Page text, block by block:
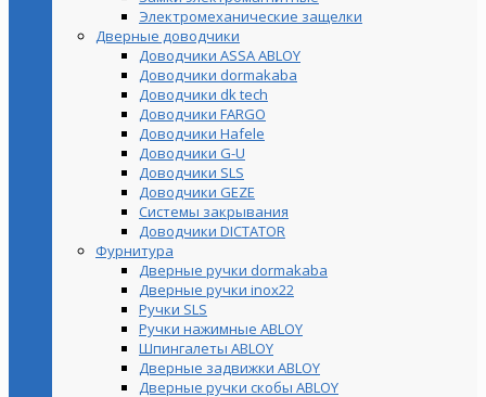
Электромеханические защелки
Дверные доводчики
Доводчики ASSA ABLOY
Доводчики dormakaba
Доводчики dk tech
Доводчики FARGO
Доводчики Hafele
Доводчики G-U
Доводчики SLS
Доводчики GEZE
Cистемы закрывания
Доводчики DICTATOR
Фурнитура
Дверные ручки dormakaba
Дверные ручки inox22
Ручки SLS
Ручки нажимные ABLOY
Шпингалеты ABLOY
Дверные задвижки ABLOY
Дверные ручки скобы ABLOY